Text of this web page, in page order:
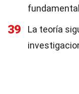
39
La teoría